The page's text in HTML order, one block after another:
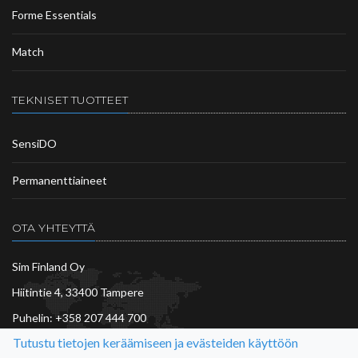
Forme Essentials
Match
TEKNISET TUOTTEET
SensiDO
Permanenttiaineet
OTA YHTEYTTÄ
Sim Finland Oy
Hiitintie 4, 33400 Tampere
Puhelin: +358 207 444 700
asiakaspalvelu@sim.fi
Tutustu tietojen keräämiseen ja evästeiden käyttöön